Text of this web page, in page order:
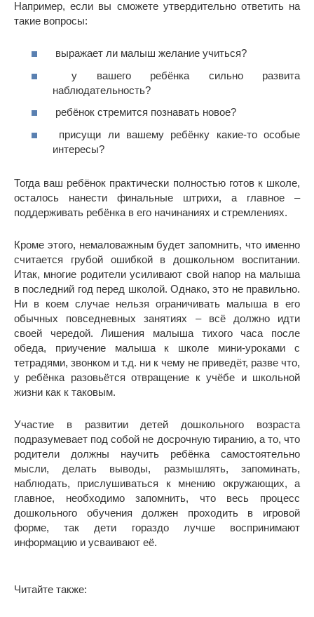
Например, если вы сможете утвердительно ответить на
такие вопросы:
выражает ли малыш желание учиться?
у вашего ребёнка сильно развита
наблюдательность?
ребёнок стремится познавать новое?
присущи ли вашему ребёнку какие-то особые
интересы?
Тогда ваш ребёнок практически полностью готов к школе,
осталось нанести финальные штрихи, а главное –
поддерживать ребёнка в его начинаниях и стремлениях.
Кроме этого, немаловажным будет запомнить, что именно
считается грубой ошибкой в дошкольном воспитании.
Итак, многие родители усиливают свой напор на малыша
в последний год перед школой. Однако, это не правильно.
Ни в коем случае нельзя ограничивать малыша в его
обычных повседневных занятиях – всё должно идти
своей чередой. Лишения малыша тихого часа после
обеда, приучение малыша к школе мини-уроками с
тетрадями, звонком и т.д. ни к чему не приведёт, разве что,
у ребёнка разовьётся отвращение к учёбе и школьной
жизни как к таковым.
Участие в развитии детей дошкольного возраста
подразумевает под собой не досрочную тиранию, а то, что
родители должны научить ребёнка самостоятельно
мысли, делать выводы, размышлять, запоминать,
наблюдать, прислушиваться к мнению окружающих, а
главное, необходимо запомнить, что весь процесс
дошкольного обучения должен проходить в игровой
форме, так дети гораздо лучше воспринимают
информацию и усваивают её.
Читайте также: